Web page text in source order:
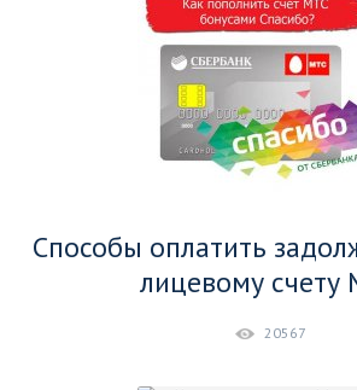
Способы оплатить
лицевому счету
20567